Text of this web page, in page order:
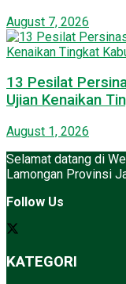
August 7, 2026
13 Pesilat
Ujian Kenaikan
August 1, 2026
Selamat datang di
Lamongan Provinsi
Follow Us
KATEGORI